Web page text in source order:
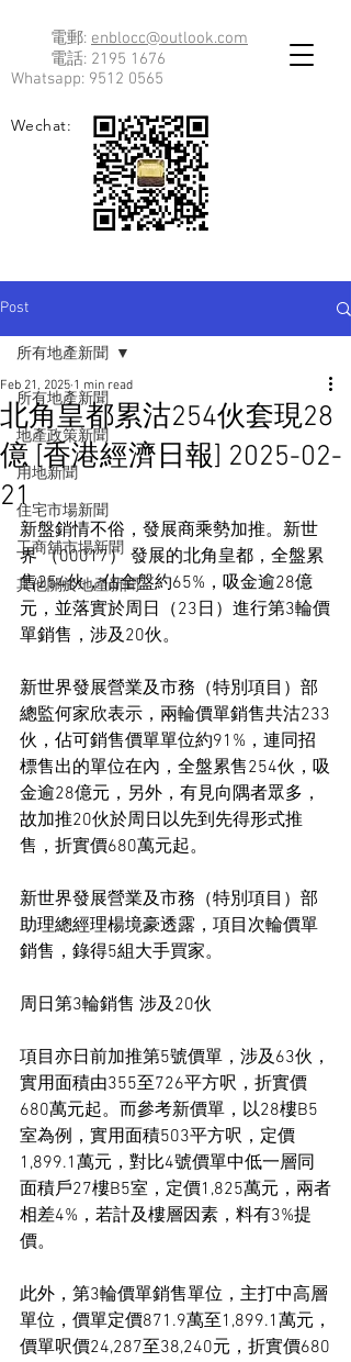
電郵: enblocc@outlook.com
電話: 2195 1676
Whatsapp: 9512 0565
Wechat:
Post
所有地產新聞
地產政策新聞
用地新聞
住宅市場新聞
工商舖市場新聞
其他關於地產新聞
所有地產新聞
北角皇都累沽254伙套現28
億 [香港經濟日報] 2025-02-
21
Feb 21, 2025 1 min read
新盤銷情不俗，發展商乘勢加推。新世
界 （00017） 發展的北角皇都，全盤累
售254伙，佔全盤約65%，吸金逾28億
元，並落實於周日（23日）進行第3輪價
單銷售，涉及20伙。
新世界發展營業及市務（特別項目）部
總監何家欣表示，兩輪價單銷售共沽233
伙，佔可銷售價單單位約91%，連同招
標售出的單位在內，全盤累售254伙，吸
金逾28億元，另外，有見向隅者眾多，
故加推20伙於周日以先到先得形式推
售，折實價680萬元起。
新世界發展營業及市務（特別項目）部
助理總經理楊境豪透露，項目次輪價單
銷售，錄得5組大手買家。
周日第3輪銷售 涉及20伙
項目亦日前加推第5號價單，涉及63伙，
實用面積由355至726平方呎，折實價
680萬元起。而參考新價單，以28樓B5
室為例，實用面積503平方呎，定價
1,899.1萬元，對比4號價單中低一層同
面積戶27樓B5室，定價1,825萬元，兩者
相差4%，若計及樓層因素，料有3%提
價。
此外，第3輪價單銷售單位，主打中高層
單位，價單定價871.9萬至1,899.1萬元，
價單呎價24,287至38,240元，折實價680